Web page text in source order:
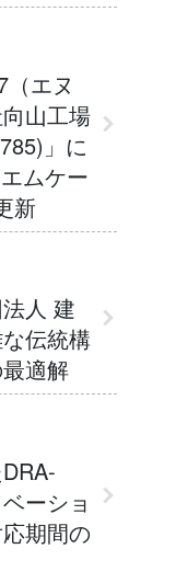
（エヌ
山工場
」に
ムケー
新
人 建
伝統構
適解
ーショ
期間の